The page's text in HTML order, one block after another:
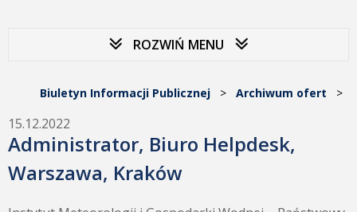
ROZWIŃ MENU
Biuletyn Informacji Publicznej > Archiwum ofert >
15.12.2022
Administrator, Biuro Helpdesk,
Warszawa, Kraków